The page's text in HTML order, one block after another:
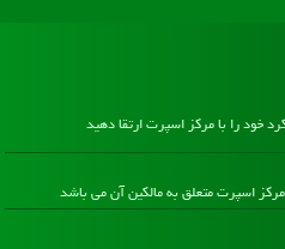
خود را با مرکز اسپرت ارتقا دهید